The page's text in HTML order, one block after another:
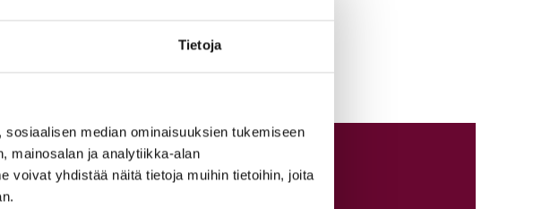
Tietoja
median ominaisuuksien tukemiseen
mainosalan ja analytiikka-alan
voivat yhdistää näitä tietoja muihin tietoihin, joita
yritysuutisia